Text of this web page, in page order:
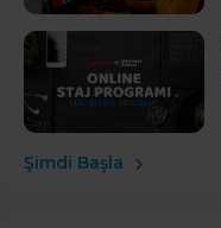
Şimdi Başla